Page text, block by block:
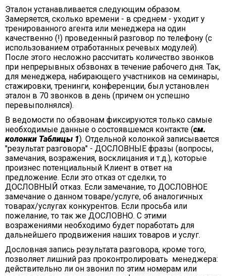
Эталон устанавливается следующим образом.
Замеряется, сколько времени - в среднем - уходит у
тренированного агента или менеджера на один
качественно (!) проведенный разговор по телефону (с
использованием отработанных речевых модулей).
После этого несложно рассчитать количество звонков
при непрерывных обзвонах в течение рабочего дня. Так,
для менеджера, набирающего участников на семинары,
стажировки, тренинги, конференции, был установлен
эталон в 70 звонков в день (причем он успешно
перевыполнялся).
В ведомости по обзвонам фиксируются только самые
необходимые данные о состоявшемся контакте (см.
колонки Таблицы 1). Отдельной колонкой записывается
"результат разговора" - ДОСЛОВНЫЕ фразы (вопросы,
замечания, возражения, восклицания и т.д.), которые
произнес потенциальный Клиент в ответ на
предложение. Если это отказ от сделки, то
ДОСЛОВНЫЙ отказ. Если замечание, то ДОСЛОВНОЕ
замечание о данном товаре/услуге, об аналогичных
товарах/услугах конкурентов. Если просьба или
пожелание, то так же ДОСЛОВНО. С этими
возражениями необходимо будет поработать для
дальнейшего продвижения наших товаров и услуг.
Дословная запись результата разговора, кроме того,
позволяет лишний раз проконтролировать менеджера:
действительно ли он звонил по этим номерам или